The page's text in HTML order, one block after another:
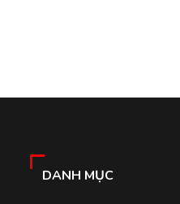
DANH MỤC